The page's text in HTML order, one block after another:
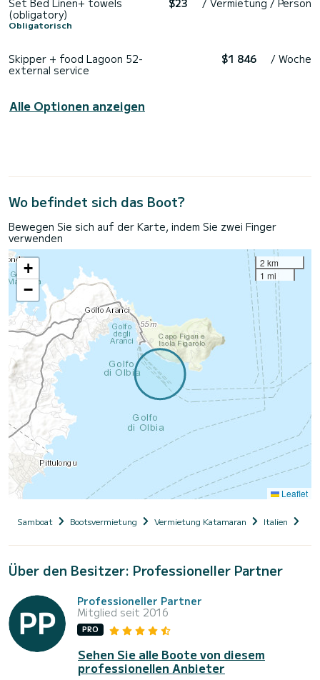
(obligatory)
Obligatorisch
Skipper + food Lagoon 52-
external service
$1 846 / Woche
Alle Optionen anzeigen
Wo befindet sich das Boot?
Bewegen Sie sich auf der Karte, indem Sie zwei Finger
verwenden
+
−
2 km
1 mi
Leaflet
Samboat Bootsvermietung Vermietung Katamaran Italien
Über den Besitzer: Professioneller Partner
Professioneller Partner
Mitglied seit 2016
PRO
Sehen Sie alle Boote von diesem
professionellen Anbieter